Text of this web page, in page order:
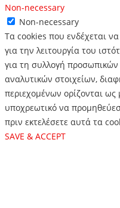
Non-necessary
Non-necessary
Τα cookies που ενδέχεται
για την λειτουργία του
για τη συλλογή
αναλυτικών στοιχείων,
περιεχομένων ορίζονται
υποχρεωτικό να
πριν εκτελέσετε αυτά τα
SAVE & ACCEPT